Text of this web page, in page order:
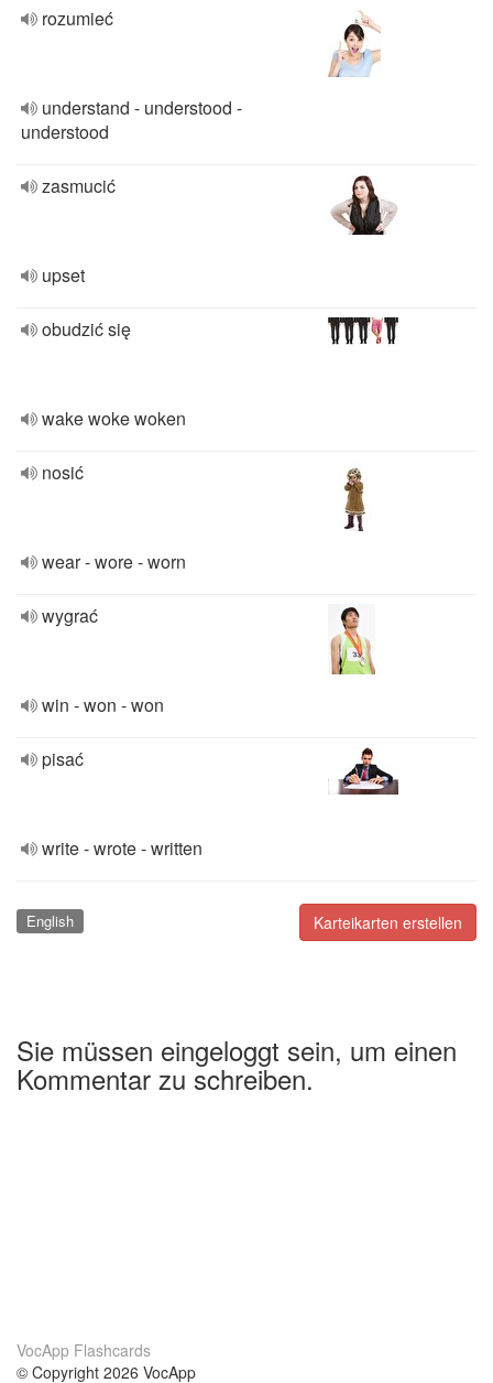
rozumieć
understand - understood -
understood
zasmucić
upset
obudzić się
wake woke woken
nosić
wear - wore - worn
wygrać
win - won - won
pisać
write - wrote - written
Karteikarten erstellen
English
Sie müssen eingeloggt sein, um einen
Kommentar zu schreiben.
VocApp Flashcards
© Copyright 2026 VocApp